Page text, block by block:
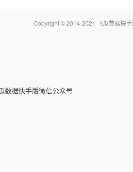
Copyright © 2014-2021 飞瓜数据快
数据快手版微信公众号